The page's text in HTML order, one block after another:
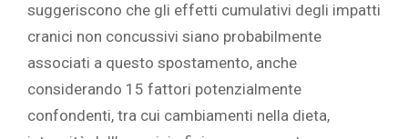
suggeriscono che gli effetti cumulativi degli impatti
cranici non concussivi siano probabilmente
associati a questo spostamento, anche
considerando 15 fattori potenzialmente
confondenti, tra cui cambiamenti nella dieta,